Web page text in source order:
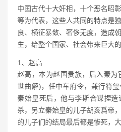
中国古代十大奸相，十个恶名昭
等为代表，这些人共同的特点是
良、横征暴敛、奢侈无度，造成
生，给整个国家、社会带来巨大的
1、赵高
赵高，本为赵国贵族，后入秦为
世曲解)，任中车府令，兼行符玺
秦始皇死后，他与李斯合谋捏造
杀，另立秦始皇的儿子胡亥爲帝
的儿子们的结局最后都是惨死，